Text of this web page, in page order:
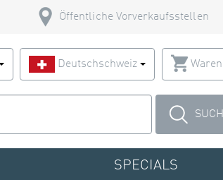
Öffentliche Vorverkaufsstellen
Deutschschweiz
SPECIALS